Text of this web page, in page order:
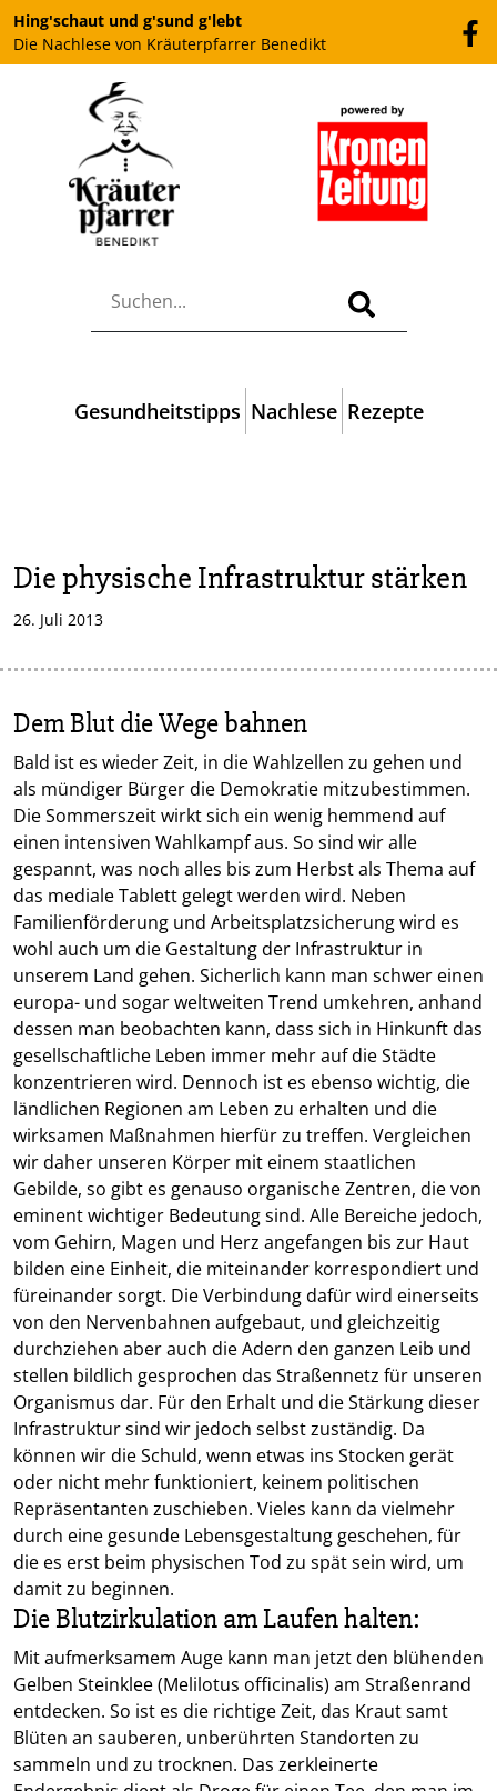
Hing'schaut und g'sund g'lebt
Die Nachlese von Kräuterpfarrer Benedikt
Gesundheitstipps Nachlese Rezepte
Die physische Infrastruktur stärken
26. Juli 2013
Dem Blut die Wege bahnen
Bald ist es wieder Zeit, in die Wahlzellen zu gehen und
als mündiger Bürger die Demokratie mitzubestimmen.
Die Sommerszeit wirkt sich ein wenig hemmend auf
einen intensiven Wahlkampf aus. So sind wir alle
gespannt, was noch alles bis zum Herbst als Thema auf
das mediale Tablett gelegt werden wird. Neben
Familienförderung und Arbeitsplatzsicherung wird es
wohl auch um die Gestaltung der Infrastruktur in
unserem Land gehen. Sicherlich kann man schwer einen
europa- und sogar weltweiten Trend umkehren, anhand
dessen man beobachten kann, dass sich in Hinkunft das
gesellschaftliche Leben immer mehr auf die Städte
konzentrieren wird. Dennoch ist es ebenso wichtig, die
ländlichen Regionen am Leben zu erhalten und die
wirksamen Maßnahmen hierfür zu treffen. Vergleichen
wir daher unseren Körper mit einem staatlichen
Gebilde, so gibt es genauso organische Zentren, die von
eminent wichtiger Bedeutung sind. Alle Bereiche jedoch,
vom Gehirn, Magen und Herz angefangen bis zur Haut
bilden eine Einheit, die miteinander korrespondiert und
füreinander sorgt. Die Verbindung dafür wird einerseits
von den Nervenbahnen aufgebaut, und gleichzeitig
durchziehen aber auch die Adern den ganzen Leib und
stellen bildlich gesprochen das Straßennetz für unseren
Organismus dar. Für den Erhalt und die Stärkung dieser
Infrastruktur sind wir jedoch selbst zuständig. Da
können wir die Schuld, wenn etwas ins Stocken gerät
oder nicht mehr funktioniert, keinem politischen
Repräsentanten zuschieben. Vieles kann da vielmehr
durch eine gesunde Lebensgestaltung geschehen, für
die es erst beim physischen Tod zu spät sein wird, um
damit zu beginnen.
Die Blutzirkulation am Laufen halten:
Mit aufmerksamem Auge kann man jetzt den blühenden
Gelben Steinklee (Melilotus officinalis) am Straßenrand
entdecken. So ist es die richtige Zeit, das Kraut samt
Blüten an sauberen, unberührten Standorten zu
sammeln und zu trocknen. Das zerkleinerte